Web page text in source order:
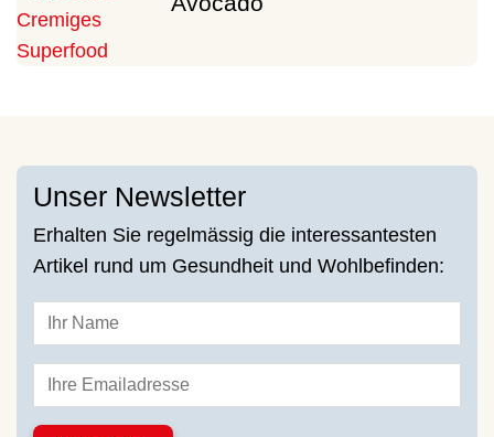
Unser Newsletter
Erhalten Sie regelmässig die interessantesten
Artikel rund um Gesundheit und Wohlbefinden: